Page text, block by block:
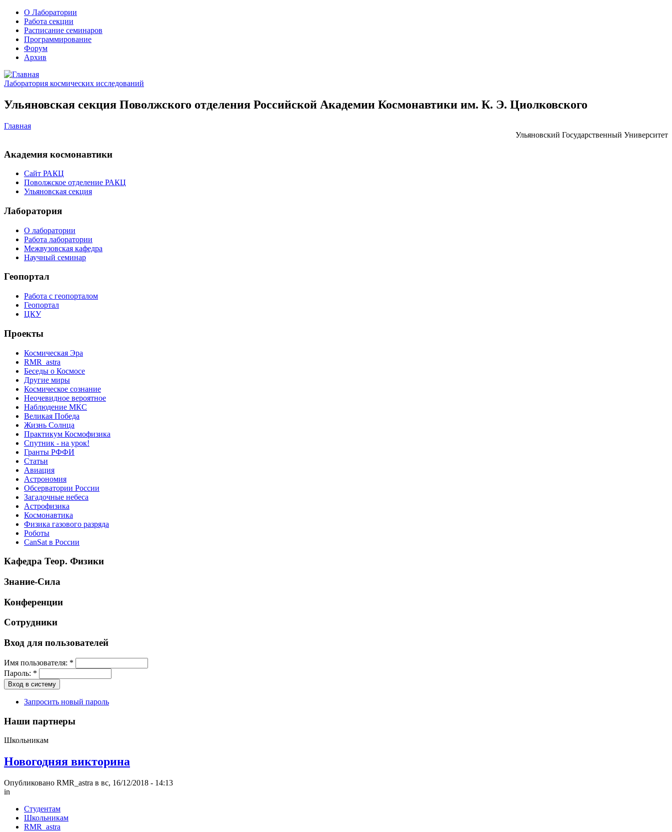
О Лаборатории
Работа секции
Расписание семинаров
Программирование
Форум
Архив
Лаборатория космических исследований
Ульяновская секция Поволжского отделения Российской Академии Космонавтики им. К. Э. Циолковского
Главная
Ульяновский Государственный Университет
Академия космонавтики
Сайт РАКЦ
Поволжское отделение РАКЦ
Ульяновская секция
Лаборатория
О лаборатории
Работа лаборатории
Межвузовская кафедра
Научный семинар
Геопортал
Работа с геопорталом
Геопортал
ЦКУ
Проекты
Космическая Эра
RMR_astra
Беседы о Космосе
Другие миры
Космическое сознание
Неочевидное вероятное
Наблюдение МКС
Великая Победа
Жизнь Солнца
Практикум Космофизика
Спутник - на урок!
Гранты РФФИ
Статьи
Авиация
Астрономия
Обсерватории России
Загадочные небеса
Астрофизика
Космонавтика
Физика газового разряда
Роботы
CanSat в России
Кафедра Теор. Физики
Знание-Сила
Конференции
Сотрудники
Вход для пользователей
Имя пользователя: *
Пароль: *
Запросить новый пароль
Наши партнеры
Школьникам
Новогодняя викторина
Опубликовано RMR_astra в вс, 16/12/2018 - 14:13
in
Студентам
Школьникам
RMR_astra